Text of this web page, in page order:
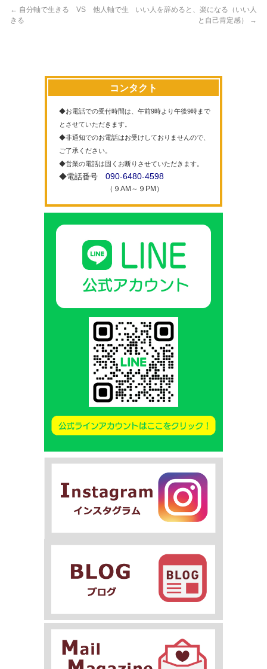
← 自分軸で生きる VS 他人軸で生
きる
いい人を辞めると、楽になる（いい人
と自己肯定感）
→
コンタクト
◆お電話での受付時間は、午前9時より午後9時まで
とさせていただきます。
◆非通知でのお電話はお受けしておりませんので、
ご了承ください。
◆営業の電話は固くお断りさせていただきます。
◆電話番号 090-6480-4598
（９AM～９PM）